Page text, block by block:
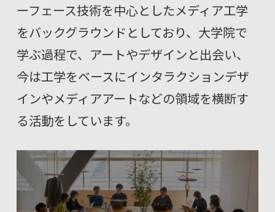
ーフェース技術を中心としたメディア工学
をバックグラウンドとしており、大学院で
学ぶ過程で、アートやデザインと出会い、
今は工学をベースにインタラクションデザ
インやメディアアートなどの領域を横断す
る活動をしています。